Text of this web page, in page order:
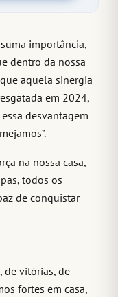
importância,
dentro da nossa
aquela sinergia
em 2024,
desvantagem
na nossa casa,
todos os
de conquistar
de vitórias, de
fortes em casa,